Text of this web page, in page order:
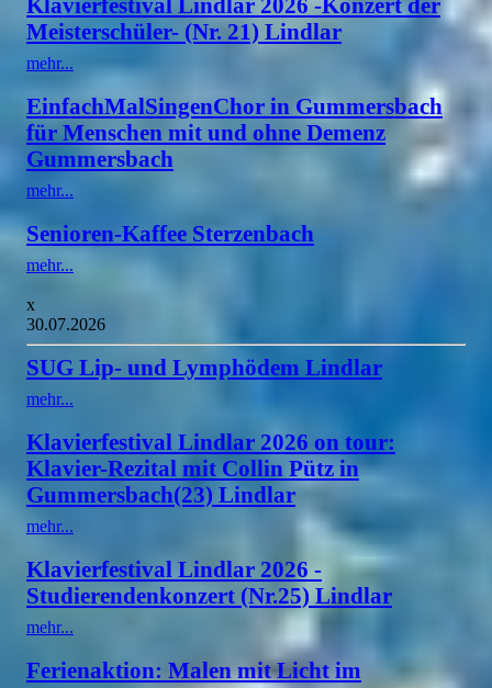
Meisterschüler- (Nr. 21) Lindlar
mehr...
EinfachMalSingenChor in Gummersbach
für Menschen mit und ohne Demenz
Gummersbach
mehr...
Senioren-Kaffee Sterzenbach
mehr...
x
30.07.2026
SUG Lip- und Lymphödem Lindlar
mehr...
Klavierfestival Lindlar 2026 on tour:
Klavier-Rezital mit Collin Pütz in
Gummersbach(23) Lindlar
mehr...
Klavierfestival Lindlar 2026 -
Studierendenkonzert (Nr.25) Lindlar
mehr...
Ferienaktion: Malen mit Licht im